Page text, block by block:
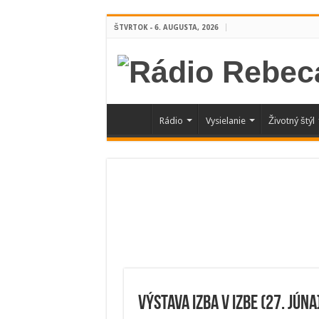
ŠTVRTOK - 6. AUGUSTA, 2026
Rádio Vysielanie Životný štýl
Výstava Izba v izbe (27.